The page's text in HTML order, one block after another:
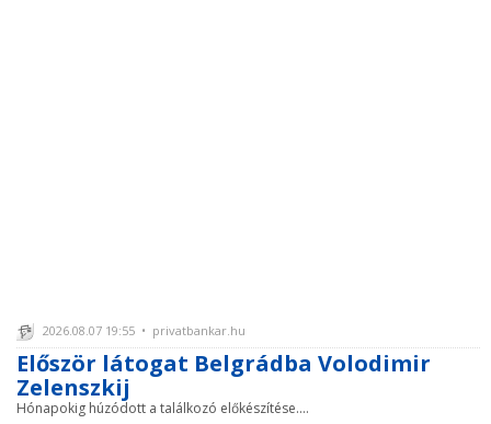
2026.08.07 19:55 • privatbankar.hu
Először látogat Belgrádba Volodimir
Zelenszkij
Hónapokig húzódott a találkozó előkészítése....